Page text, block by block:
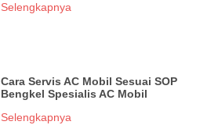
Selengkapnya
Cara Servis AC Mobil Sesuai SOP
Bengkel Spesialis AC Mobil
Selengkapnya